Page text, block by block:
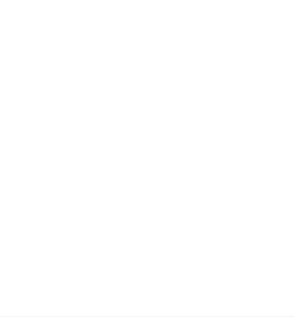
ﾞｳﾞｨｼ
間 10
曜